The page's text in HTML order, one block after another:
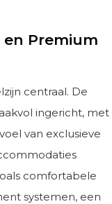
Premium
centraal. De
ingericht, met
van exclusieve
comfortabele
systemen, een